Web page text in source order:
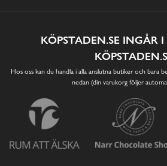
KÖPSTADEN.SE INGÅR
Hos oss kan du handla i alla anslutna butiker och bara
nedan (din varukorg följer